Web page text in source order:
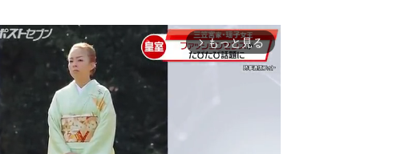
arrow_forward_ios もっと見る